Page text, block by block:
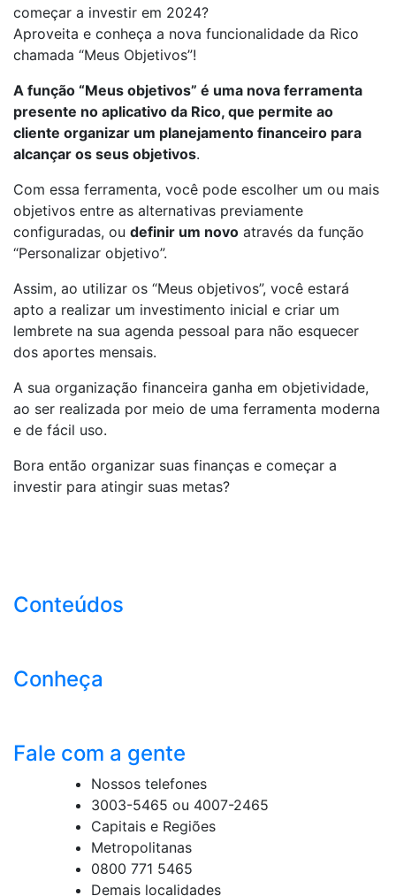
começar a investir em 2024?
Aproveita e conheça a nova funcionalidade da Rico
chamada “Meus Objetivos”!
A função “Meus objetivos” é uma nova ferramenta
presente no aplicativo da Rico, que permite ao
cliente organizar um planejamento financeiro para
alcançar os seus objetivos.
Com essa ferramenta, você pode escolher um ou mais
objetivos entre as alternativas previamente
configuradas, ou definir um novo através da função
“Personalizar objetivo”.
Assim, ao utilizar os “Meus objetivos”, você estará
apto a realizar um investimento inicial e criar um
lembrete na sua agenda pessoal para não esquecer
dos aportes mensais.
A sua organização financeira ganha em objetividade,
ao ser realizada por meio de uma ferramenta moderna
e de fácil uso.
Bora então organizar suas finanças e começar a
investir para atingir suas metas?
Conteúdos
Conheça
Fale com a gente
Nossos telefones
3003-5465 ou 4007-2465
Capitais e Regiões
Metropolitanas
0800 771 5465
Demais localidades